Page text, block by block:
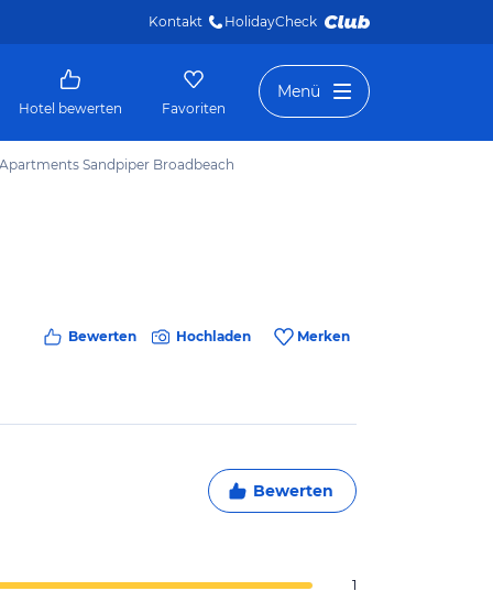
Kontakt HolidayCheck
Hotel bewerten Favoriten
Menü
Apartments Sandpiper Broadbeach
Bewerten Hochladen Merken
Bewerten
1